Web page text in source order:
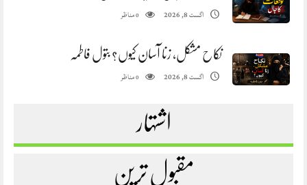
اگست 8, 2026 0مناظر
نکاح مشکل، زنا آسان کیوں؟ بتول فاطمہ
اگست 8, 2026 0مناظر
اشتہار
مقبول ترین